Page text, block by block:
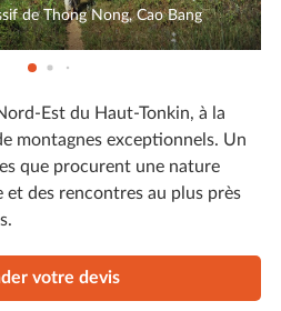
de Thong Nong, Cao Bang
Est du Haut-Tonkin, à la
montagnes exceptionnels. Un
que procurent une nature
et des rencontres au plus près
votre devis